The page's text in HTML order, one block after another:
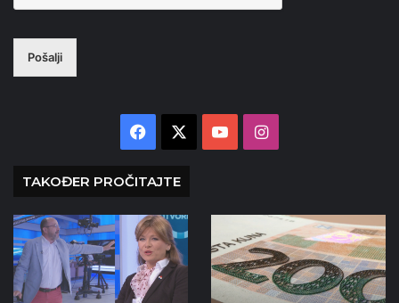
Pošalji
Facebook YouTubeInstagram
TAKOĐER PROČITAJTE